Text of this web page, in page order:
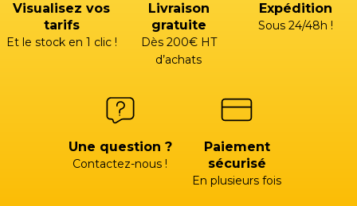
Visualisez vos
tarifs
Et le stock en 1 clic !
Livraison
gratuite
Dès 200€ HT
d’achats
Expédition
Sous 24/48h !
Une question ?
Contactez-nous !
Paiement
sécurisé
En plusieurs fois